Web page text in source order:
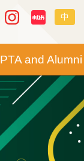
中
PTA and Alumni